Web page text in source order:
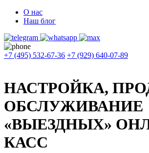
О нас
Наш блог
+7 (495) 532-67-36 +7 (929) 640-07-89
НАСТРОЙКА,
ОБСЛУЖИВАНИЕ
«ВЫЕЗДНЫХ»
КАСС